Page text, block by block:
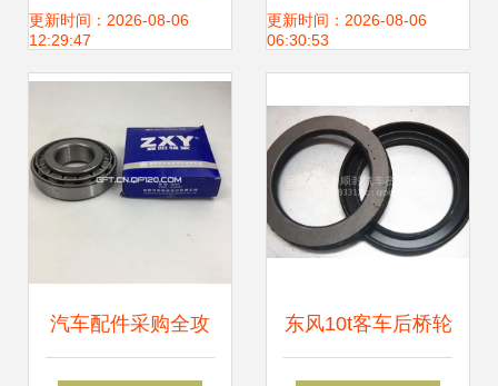
电控新时代
更新时间：2026-08-06
12:29:47
创新与质量保障
更新时间：2026-08-06
06:30:53
汽车配件采购全攻 东风10t客车后桥轮